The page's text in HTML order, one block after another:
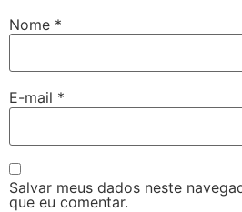
Nome *
E-mail *
Salvar meus dados neste
que eu comentar.